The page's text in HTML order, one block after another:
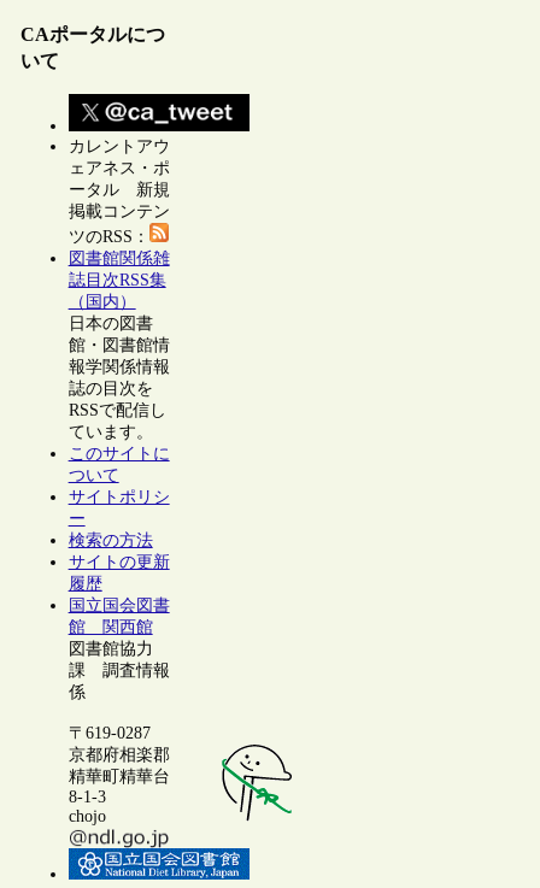
CAポータルにつ
いて
カレントアウ
ェアネス・ポ
ータル 新規
掲載コンテン
ツのRSS：
図書館関係雑
誌目次RSS集
（国内）
日本の図書
館・図書館情
報学関係情報
誌の目次を
RSSで配信し
ています。
このサイトに
ついて
サイトポリシ
ー
検索の方法
サイトの更新
履歴
国立国会図書
館 関西館
図書館協力
課 調査情報
係
〒619-0287
京都府相楽郡
精華町精華台
8-1-3
chojo